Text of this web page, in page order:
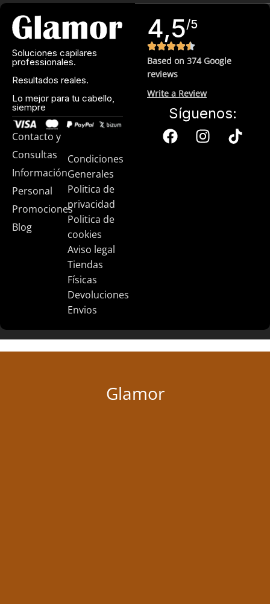
Soluciones capilares
professionales.
Resultados reales.
Lo mejor para tu cabello,
siempre
Contacto y
Consultas
Información
Personal
Promociones
Blog
Condiciones
Generales
Politica de
privacidad
Politica de
cookies
Aviso legal
Tiendas
Físicas
Devoluciones
Envios
4,5/5
Based on 374 Google
reviews
Write a Review
Síguenos:
Glamor